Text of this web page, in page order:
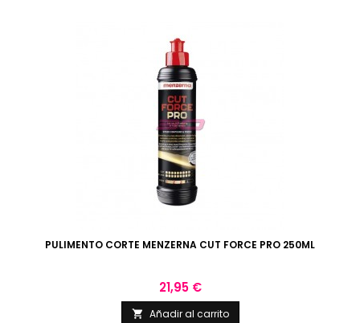
PULIMENTO CORTE MENZERNA CUT FORCE PRO 250ML
Precio
21,95 €
 Añadir al carrito